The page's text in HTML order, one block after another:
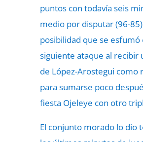
puntos con todavía seis
medio por disputar (96-
posibilidad que se esfumó
siguiente ataque al recibir
de López-Arostegui como
para sumarse poco
fiesta Ojeleye con otro
El conjunto morado lo dio